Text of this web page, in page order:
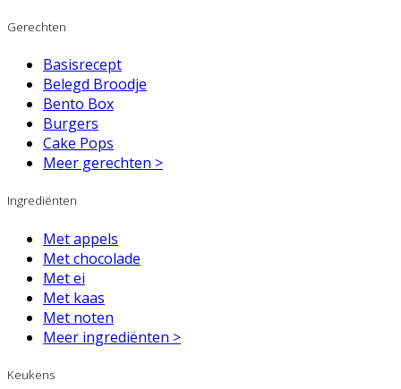
Gerechten
Basisrecept
Belegd Broodje
Bento Box
Burgers
Cake Pops
Meer gerechten >
Ingrediënten
Met appels
Met chocolade
Met ei
Met kaas
Met noten
Meer ingrediënten >
Keukens